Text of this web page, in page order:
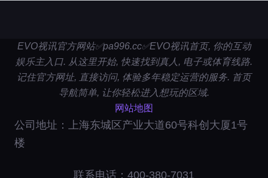
EVO视讯官方网站✅pa996.cc✅EVO视讯首页, 你的互动
娱乐主入口. 从这里开始, 快速找到真人, 电子或体育线路.
记住官方网址, 直接访问, 体验多年稳定运营的服务. 首页
导航简单, 让你轻松进入想玩的区域.
网站地图
公司地址：上海东城区产业大道60号科创大厦1号
楼
联系电话：400-380-7031